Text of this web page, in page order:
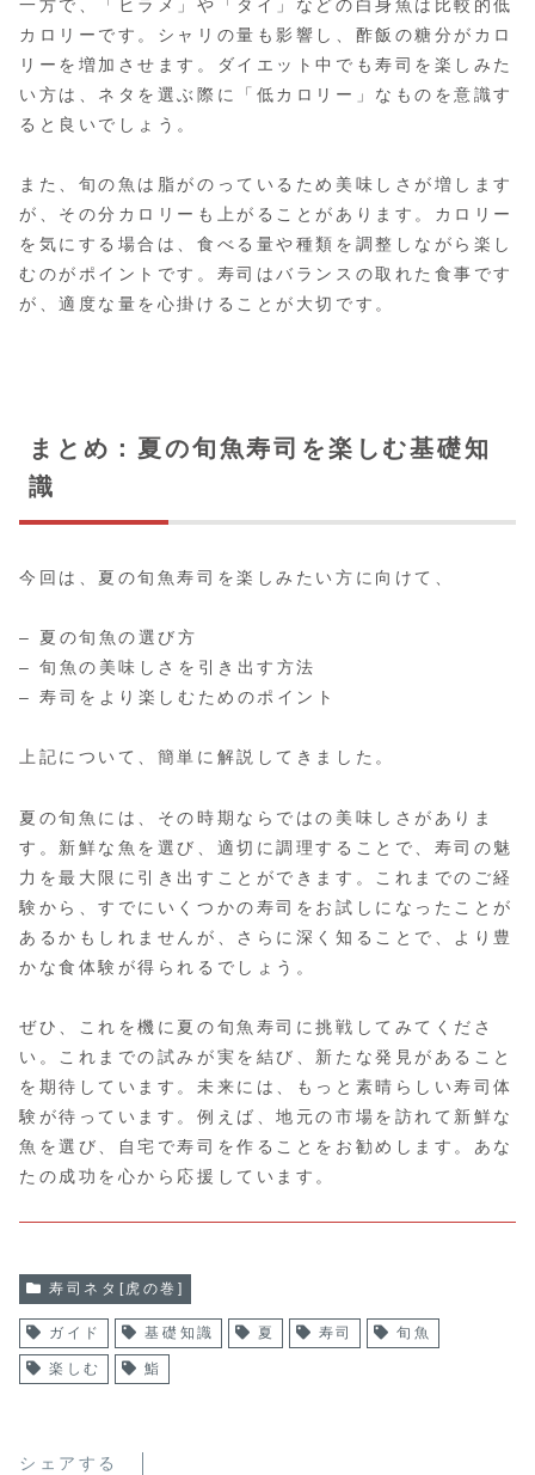
一方で、「ヒラメ」や「タイ」などの白身魚は比較的低
カロリーです。シャリの量も影響し、酢飯の糖分がカロ
リーを増加させます。ダイエット中でも寿司を楽しみた
い方は、ネタを選ぶ際に「低カロリー」なものを意識す
ると良いでしょう。
また、旬の魚は脂がのっているため美味しさが増します
が、その分カロリーも上がることがあります。カロリー
を気にする場合は、食べる量や種類を調整しながら楽し
むのがポイントです。寿司はバランスの取れた食事です
が、適度な量を心掛けることが大切です。
まとめ：夏の旬魚寿司を楽しむ基礎知
識
今回は、夏の旬魚寿司を楽しみたい方に向けて、
– 夏の旬魚の選び方
– 旬魚の美味しさを引き出す方法
– 寿司をより楽しむためのポイント
上記について、簡単に解説してきました。
夏の旬魚には、その時期ならではの美味しさがありま
す。新鮮な魚を選び、適切に調理することで、寿司の魅
力を最大限に引き出すことができます。これまでのご経
験から、すでにいくつかの寿司をお試しになったことが
あるかもしれませんが、さらに深く知ることで、より豊
かな食体験が得られるでしょう。
ぜひ、これを機に夏の旬魚寿司に挑戦してみてくださ
い。これまでの試みが実を結び、新たな発見があること
を期待しています。未来には、もっと素晴らしい寿司体
験が待っています。例えば、地元の市場を訪れて新鮮な
魚を選び、自宅で寿司を作ることをお勧めします。あな
たの成功を心から応援しています。
寿司ネタ[虎の巻]
ガイド 基礎知識 夏 寿司 旬魚
楽しむ 鮨
シェアする